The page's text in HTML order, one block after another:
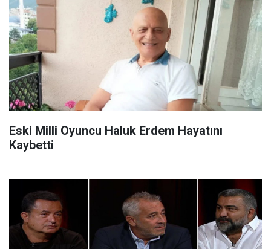
Eski Milli Oyuncu Haluk Erdem Hayatını
Kaybetti